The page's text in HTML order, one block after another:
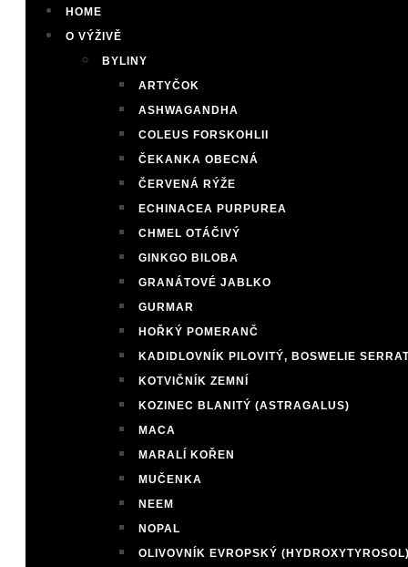
HOME
O VÝŽIVĚ
BYLINY
ARTYČOK
ASHWAGANDHA
COLEUS FORSKOHLII
ČEKANKA OBECNÁ
ČERVENÁ RÝŽE
ECHINACEA PURPUREA
CHMEL OTÁČIVÝ
GINKGO BILOBA
GRANÁTOVÉ JABLKO
GURMAR
HOŘKÝ POMERANČ
KADIDLOVNÍK PILOVITÝ, BOSWELIE
KOTVIČNÍK ZEMNÍ
KOZINEC BLANITÝ (ASTRAGALUS)
MACA
MARALÍ KOŘEN
MUČENKA
NEEM
NOPAL
OLIVOVNÍK EVROPSKÝ